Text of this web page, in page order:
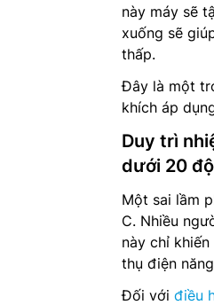
này máy sẽ
xuống sẽ
thấp.
Đây là một
khích áp
Duy trì
dưới 20 độ
Một sai lầm
C. Nhiều
này chỉ
thụ điện
Đối với điều